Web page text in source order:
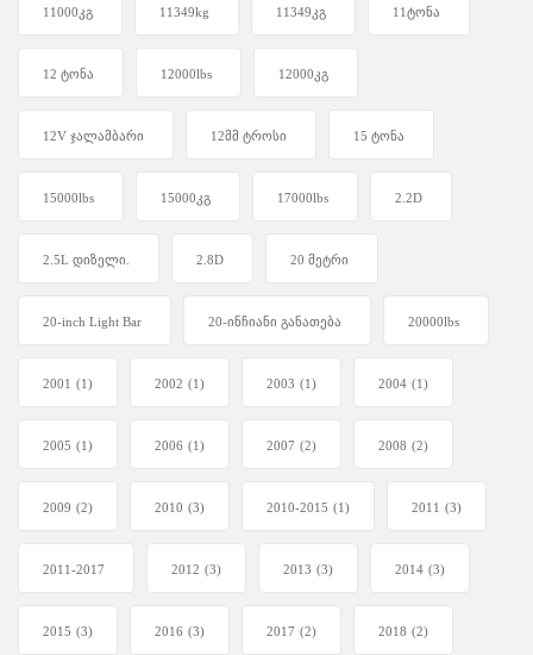
11000კგ 11349kg 11349კგ 11ტონა
12 ტონა 12000lbs 12000კგ
12V ჯალამბარი 12მმ ტროსი 15 ტონა
15000lbs 15000კგ 17000lbs 2.2D
2.5L დიზელი. 2.8D 20 მეტრი
20-inch Light Bar 20-ინჩიანი განათება 20000lbs
2001 (1) 2002 (1) 2003 (1) 2004 (1)
2005 (1) 2006 (1) 2007 (2) 2008 (2)
2009 (2) 2010 (3) 2010-2015 (1) 2011 (3)
2011-2017 2012 (3) 2013 (3) 2014 (3)
2015 (3) 2016 (3) 2017 (2) 2018 (2)